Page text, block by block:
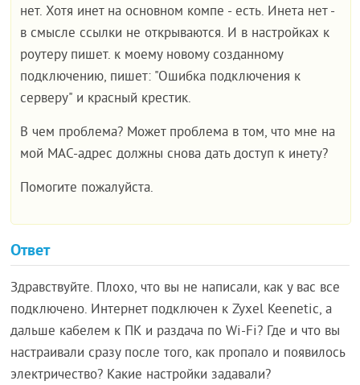
нет. Хотя инет на основном компе - есть. Инета нет -
в смысле ссылки не открываются. И в настройках к
роутеру пишет. к моему новому созданному
подключению, пишет: "Ошибка подключения к
серверу" и красный крестик.
В чем проблема? Может проблема в том, что мне на
мой МАС-адрес должны снова дать доступ к инету?
Помогите пожалуйста.
Ответ
Здравствуйте. Плохо, что вы не написали, как у вас все
подключено. Интернет подключен к Zyxel Keenetic, а
дальше кабелем к ПК и раздача по Wi-Fi? Где и что вы
настраивали сразу после того, как пропало и появилось
электричество? Какие настройки задавали?